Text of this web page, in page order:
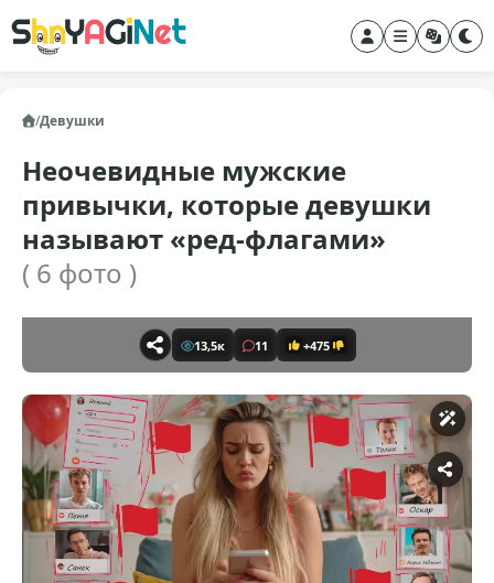
/Девушки
Неочевидные мужские
привычки, которые девушки
называют «ред-флагами»
( 6 фото )
13,5к 11 +475